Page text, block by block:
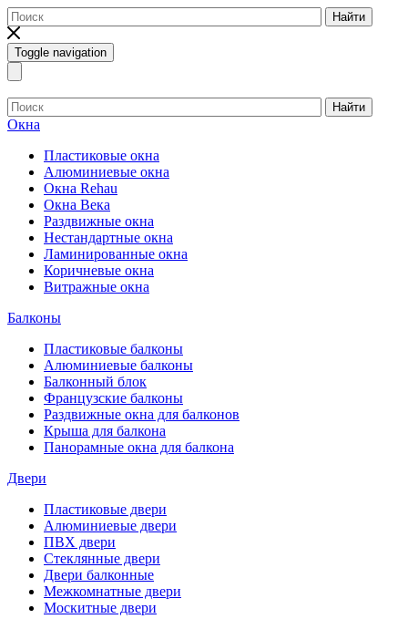
Найти
Toggle navigation
Найти
Окна
Пластиковые окна
Алюминиевые окна
Окна Rehau
Окна Века
Раздвижные окна
Нестандартные окна
Ламинированные окна
Коричневые окна
Витражные окна
Балконы
Пластиковые балконы
Алюминиевые балконы
Балконный блок
Французские балконы
Раздвижные окна для балконов
Крыша для балкона
Панорамные окна для балкона
Двери
Пластиковые двери
Алюминиевые двери
ПВХ двери
Стеклянные двери
Двери балконные
Межкомнатные двери
Москитные двери